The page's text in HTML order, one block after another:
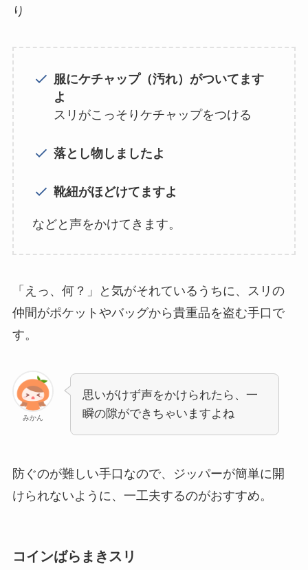
り
服にケチャップ（汚れ）がついてます
よ
スリがこっそりケチャップをつける
落とし物しましたよ
靴紐がほどけてますよ
などと声をかけてきます。
「えっ、何？」と気がそれているうちに、スリの
仲間がポケットやバッグから貴重品を盗む手口で
す。
みかん
思いがけず声をかけられたら、一
瞬の隙ができちゃいますよね
防ぐのが難しい手口なので、ジッパーが簡単に開
けられないように、一工夫するのがおすすめ。
コインばらまきスリ